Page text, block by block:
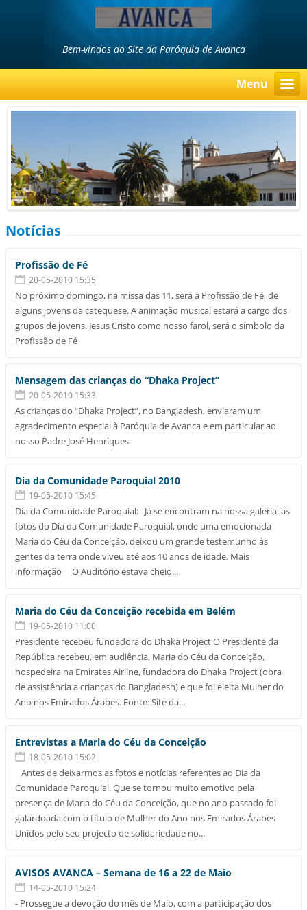
Bem-vindos ao Site da Paróquia de Avanca
Menu
Notícias
Profissão de Fé
20-05-2010 15:35
No próximo domingo, na missa das 11, será a Profissão de Fé, de
alguns jovens da catequese. A animação musical estará a cargo dos
grupos de jovens. Jesus Cristo como nosso farol, será o símbolo da
Profissão de Fé
Mensagem das crianças do “Dhaka Project”
20-05-2010 15:33
As crianças do “Dhaka Project”, no Bangladesh, enviaram um
agradecimento especial à Paróquia de Avanca e em particular ao
nosso Padre José Henriques.
Dia da Comunidade Paroquial 2010
19-05-2010 15:45
Dia da Comunidade Paroquial: Já se encontram na nossa galeria, as
fotos do Dia da Comunidade Paroquial, onde uma emocionada
Maria do Céu da Conceição, deixou um grande testemunho às
gentes da terra onde viveu até aos 10 anos de idade. Mais
informação O Auditório estava cheio...
Maria do Céu da Conceição recebida em Belém
19-05-2010 11:00
Presidente recebeu fundadora do Dhaka Project O Presidente da
República recebeu, em audiência, Maria do Céu da Conceição,
hospedeira na Emirates Airline, fundadora do Dhaka Project (obra
de assistência a crianças do Bangladesh) e que foi eleita Mulher do
Ano nos Emirados Árabes. Fonte: Site da...
Entrevistas a Maria do Céu da Conceição
18-05-2010 15:02
Antes de deixarmos as fotos e notícias referentes ao Dia da
Comunidade Paroquial. Que se tornou muito emotivo pela
presença de Maria do Céu da Conceição, que no ano passado foi
galardoada com o título de Mulher do Ano nos Emirados Árabes
Unidos pelo seu projecto de solidariedade no...
AVISOS AVANCA – Semana de 16 a 22 de Maio
14-05-2010 15:24
- Prossegue a devoção do mês de Maio, com a participação dos